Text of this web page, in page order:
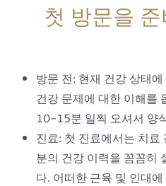
첫 방문을
방문 전: 현재 건강 상태
건강 문제에 대한 이해를
10-15분 일찍 오셔서 양
진료: 첫 진료에서는 치료
분의 건강 이력을 꼼꼼히
다. 어떠한 근육 및 인대